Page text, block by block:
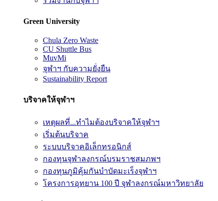
Green University
Chula Zero Waste
CU Shuttle Bus
MuvMi
จุฬาฯ กับความยั่งยืน
Sustainability Report
บริจาคให้จุฬาฯ
เหตุผลที่...ทำไมต้องบริจาคให้จุฬาฯ
เริ่มต้นบริจาค
ระบบบริจาคอิเล็กทรอนิกส์
กองทุนจุฬาลงกรณ์บรมราชสมภพฯ
กองทุนภูมิคุ้มกันบำบัดมะเร็งจุฬาฯ
โครงการอุทยาน 100 ปี จุฬาลงกรณ์มหาวิทยาลัย